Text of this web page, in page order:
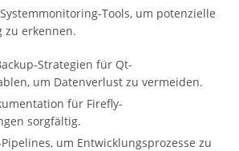
Tools, um potenzielle
zu erkennen.
Strategien für Qt-
um Datenverlust zu vermeiden.
für Firefly-
sorgfältig.
um Entwicklungsprozesse zu